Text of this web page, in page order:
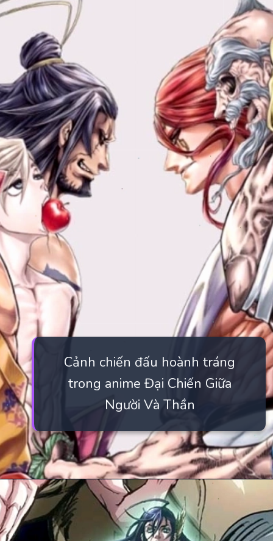
Đang mở https://manhua.edu.vn/cuoc-chien-giua-nguoi-va-than-ss3-thuyet-minh
Cảnh chiến đấu hoành tráng
trong anime Đại Chiến Giữa
Người Và Thần
Đang mở